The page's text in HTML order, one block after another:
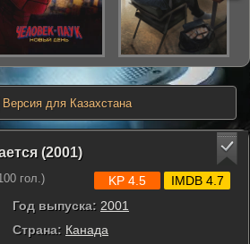
Версия для Казахстана
(2001)
гол.)
Год выпуска: 2001
Страна: Канада
KP 4.5 IMDB 4.7